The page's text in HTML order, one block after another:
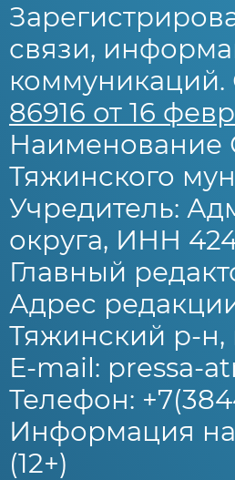
связи,
коммуникаций.
86916 от 16
Наименование
Тяжинского
Учредитель:
округа, ИНН
Главный
Адрес
Тяжинский р-н,
E-mail: pressa-
Телефон:
Информация на
(12+)